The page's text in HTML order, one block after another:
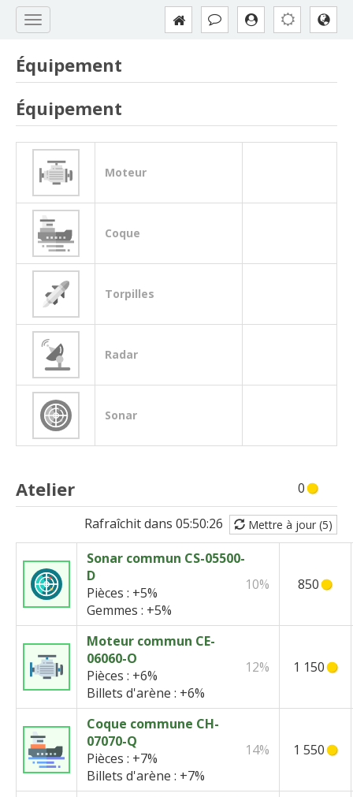
Équipement
Équipement
Moteur
Coque
Torpilles
Radar
Sonar
Atelier 0
Rafraîchit dans 05:50:26 Mettre à jour (5)
Sonar commun CS-05500-
D
Pièces : +5%
Gemmes : +5%
10% 850
Moteur commun CE-
06060-O
Pièces : +6%
Billets d'arène : +6%
12% 1 150
Coque commune CH-
07070-Q
Pièces : +7%
Billets d'arène : +7%
14% 1 550